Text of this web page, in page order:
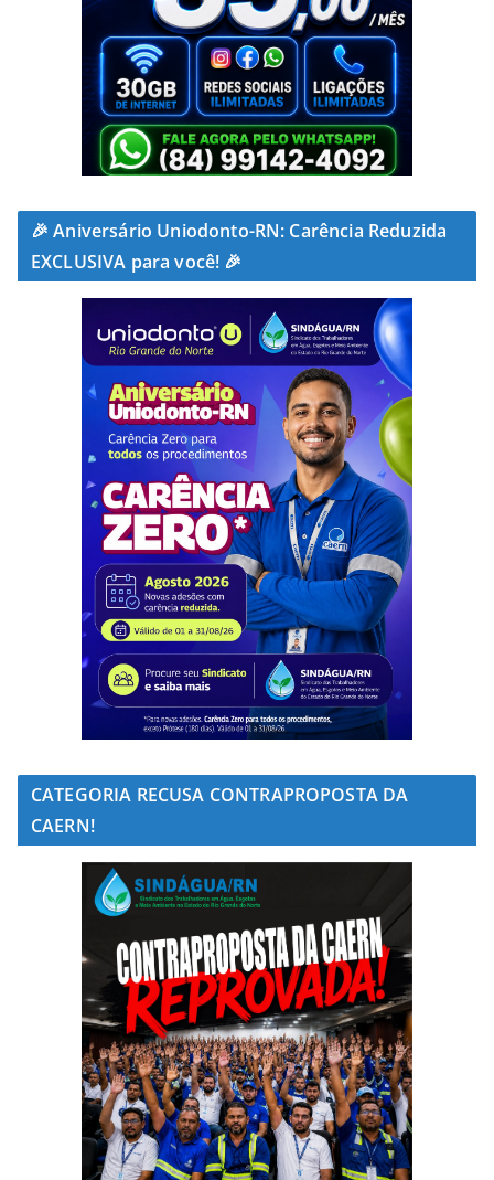
🎉 Aniversário Uniodonto-RN: Carência Reduzida
EXCLUSIVA para você! 🎉
CATEGORIA RECUSA CONTRAPROPOSTA DA
CAERN!